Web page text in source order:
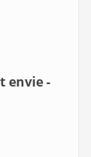
envie -